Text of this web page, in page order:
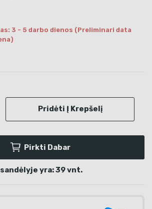
3 - 5 darbo dienos (Preliminari data
Pridėti Į Krepšelį
Pirkti Dabar
yra: 39 vnt.